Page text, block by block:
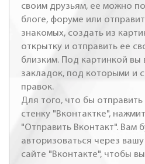
своим друзьям, ее можно
блоге, форуме или
знакомых, создать из
открытку и отправить ее
близким. Под картинкой вы
закладок, под которыми и
правок.
Для того, что бы отправить
стенку "Вконтактке",
"Отправить Вконтакт". Вам
авторизоваться через
сайте "Вконтакте", чтобы